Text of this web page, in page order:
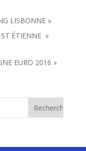
LISBONNE »
ÉTIENNE »
EURO 2016 »